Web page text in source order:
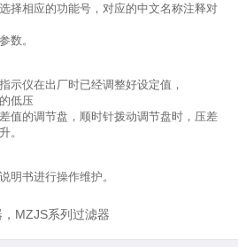
择相应的功能号，对应的中文名称注释对
数。
示仪在出厂时已经调整好设定值，
低压
值的调节盘，顺时针拨动调节盘时，压差
。
明书进行操作维护。
MZJS系列过滤器